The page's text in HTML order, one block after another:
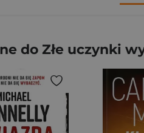
do Złe uczynki